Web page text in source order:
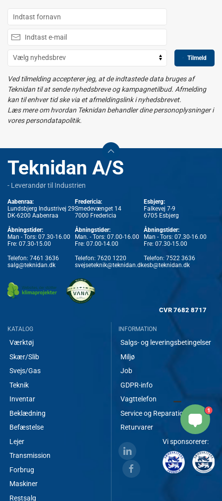
Tilmeld
Ved tilmelding accepterer jeg, at de indtastede data bruges af
Teknidan til at sende nyhedsbreve og kampagnetilbud. Afmelding
kan til enhver tid ske via et afmeldingslink i nyhedsbrevet.
Læs mere om hvordan Teknidan behandler dine personoplysninger i
vores persondatapolitik.
Teknidan A/S
- Leverandør til Industrien
Aabenraa:
Lundsbjerg Industrivej 29
DK-6200 Aabenraa
Åbningstider:
Man - Tors: 07.30-16.00
Fre: 07.30-15.00
Telefon: 7461 3636
salg@teknidan.dk
Fredericia:
Smedevænget 14
7000 Fredericia
Åbningstider:
Man. - Tors: 07.00-16.00
Fre: 07.00-14.00
Telefon: 7620 1220
svejseteknik@teknidan.dk
Esbjerg:
Falkevej 7-9
6705 Esbjerg
Åbningstider:
Man - Tors: 07.30-16.00
Fre: 07.30-15.00
Telefon: 7522 3636
esb@teknidan.dk
CVR 7682 8717
KATALOG
Værktøj
Skær/Slib
Svejs/Gas
Teknik
Inventar
Beklædning
Befæstelse
Lejer
Transmission
Forbrug
Maskiner
Restsalg
INFORMATION
Salgs- og leveringsbetingelser
Miljø
Job
GDPR-info
Vagttelefon
Service og Reparationer
Returvarer
Vi sponsorerer:
1